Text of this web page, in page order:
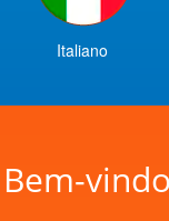
Italiano
Bem-